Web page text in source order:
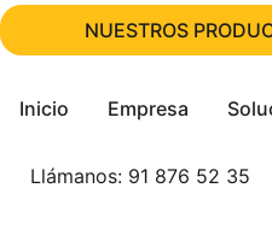
NUESTROS
Inicio Empresa
Llámanos: 91 876 52 35